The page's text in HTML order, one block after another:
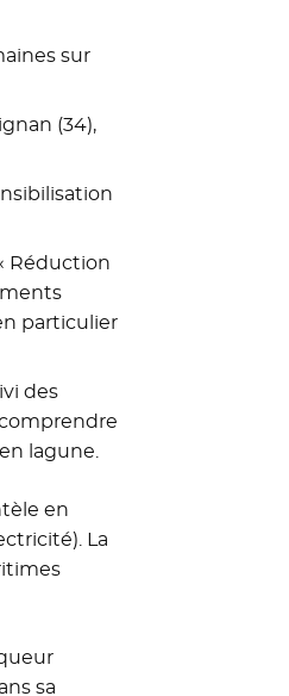
sur
(34),
Réduction
particulier
des
lagune.
en
La
sa